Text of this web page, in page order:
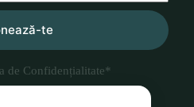
te
de Confidențialitate*